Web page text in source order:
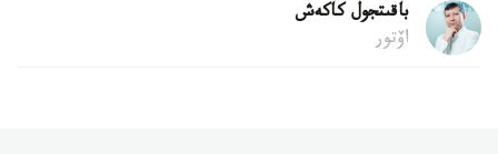
باقىتجول كاكەش
اۆتور